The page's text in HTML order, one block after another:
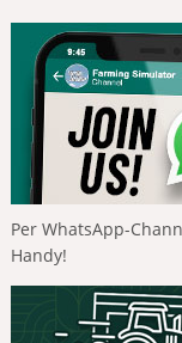
Per WhatsApp-
Handy!